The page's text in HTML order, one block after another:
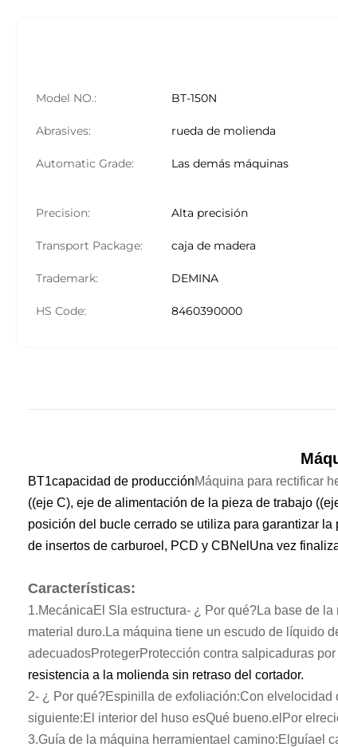
Model NO.: BT-150N
Abrasives: rueda de molienda
Automatic Grade: Las demás máquinas
Precision: Alta precisión
Transport Package: caja de madera
Trademark: DEMINA
HS Code: 8460390000
BT1capacidad de producciónMáquina para rectificar
((eje C), eje de alimentación de la pieza de trabajo
posición del bucle cerrado se utiliza para garantizar
de insertos de carburoel , PCD y CBNel Una vez
Características:
1.MecánicaEl S la estructura- ¿ Por qué?La base de
material duro. La máquina tiene un escudo de líquido
adecuadosProtegerProtección contra salpicaduras
resistencia a la molienda sin retraso del cortador.
2- ¿ Por qué?Espinilla de exfoliación:Con el velocidad
siguiente:El interior del huso esQué bueno.el Por el
3.Guía de la máquina herramientael camino:El guíael